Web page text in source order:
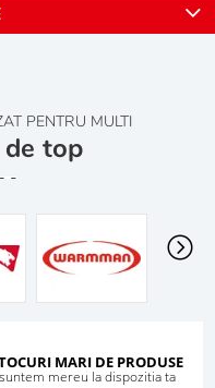
PENTRU MULTI
top
MARI DE PRODUSE
suntem mereu la dispozitia ta